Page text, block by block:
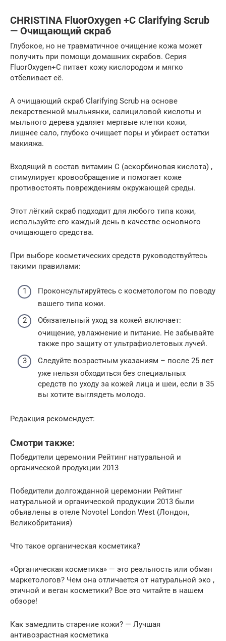
CHRISTINA FluorOxygen +C Clarifying Scrub
— Очищающий скраб
Глубокое, но не травматичное очищение кожа может
получить при помощи домашних скрабов. Серия
FluorOxygen+C питает кожу кислородом и мягко
отбеливает её.
А очищающий скраб Clarifying Scrub на основе
лекарственной мыльнянки, салициловой кислоты и
мыльного дерева удаляет мертвые клетки кожи,
лишнее сало, глубоко очищает поры и убирает остатки
макияжа.
Входящий в состав витамин С (аскорбиновая кислота) ,
стимулирует кровообращение и помогает коже
противостоять повреждениям окружающей среды.
Этот лёгкий скраб подходит для любого типа кожи,
используйте его каждый день в качестве основного
очищающего средства.
При выборе косметических средств руководствуйтесь
такими правилами:
Проконсультируйтесь с косметологом по поводу
вашего типа кожи.
Обязательный уход за кожей включает:
очищение, увлажнение и питание. Не забывайте
также про защиту от ультрафиолетовых лучей.
Следуйте возрастным указаниям – после 25 лет
уже нельзя обходиться без специальных
средств по уходу за кожей лица и шеи, если в 35
вы хотите выглядеть молодо.
Редакция рекомендует:
Смотри также:
Победители церемонии Рейтинг натуральной и
органической продукции 2013
Победители долгожданной церемонии Рейтинг
натуральной и органической продукции 2013 были
объявлены в отеле Novotel London West (Лондон,
Великобритания)
Что такое органическая косметика?
«Органическая косметика» — это реальность или обман
маркетологов? Чем она отличается от натуральной эко ,
этичной и веган косметики? Все это читайте в нашем
обзоре!
Как замедлить старение кожи? — Лучшая
антивозрастная косметика